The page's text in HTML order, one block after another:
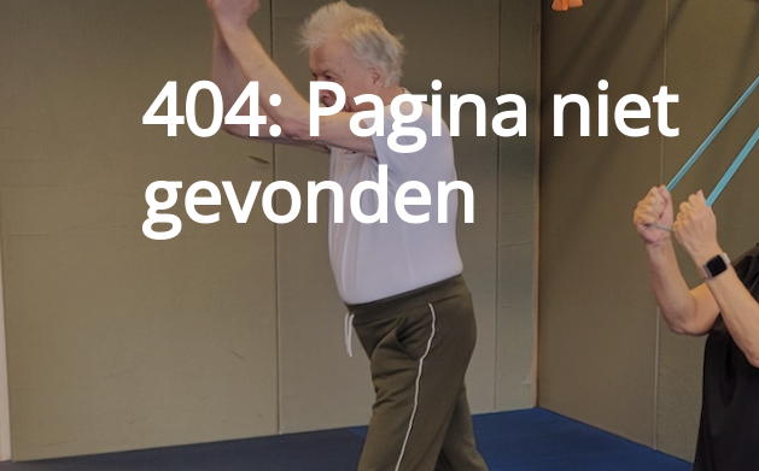
404: Pagina niet
gevonden